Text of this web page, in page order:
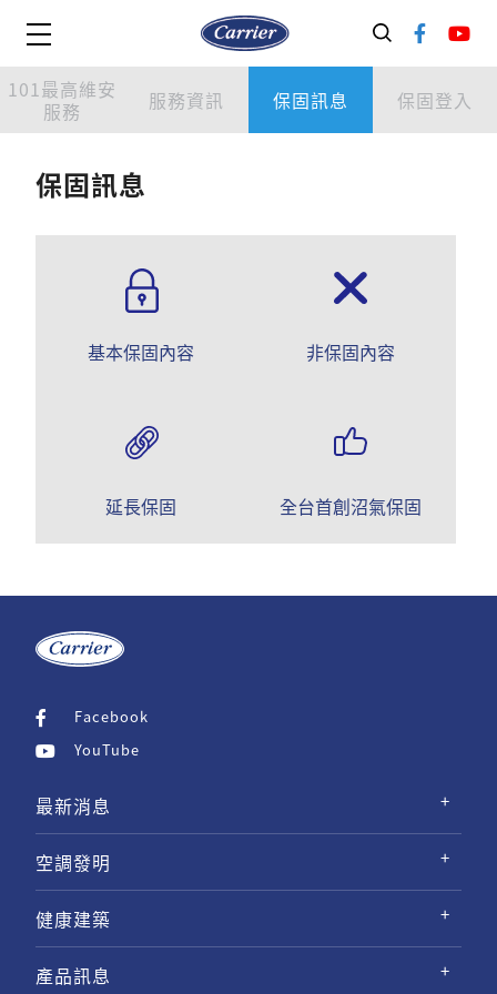
101最高維安
服務
服務資訊 保固訊息 保固登入
保固訊息
基本保固內容 非保固內容
延長保固 全台首創沼氣保固
Facebook
YouTube
最新消息
空調發明
健康建築
產品訊息